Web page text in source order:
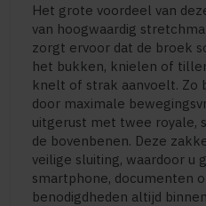
Het grote voordeel van
van hoogwaardig
zorgt ervoor dat de broek
het bukken, knielen of
knelt of strak aanvoelt. Zo
door maximale
uitgerust met twee royale,
de bovenbenen. Deze
veilige sluiting, waardoor u
smartphone, documenten
benodigdheden altijd